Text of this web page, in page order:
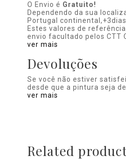
O Envio é Gratuito!
Dependendo da sua
Portugal
Estes valores de
envio facultado pelos CTT
ver mais
Devoluções
Se você não estiver
desde que a pintura seja
ver mais
Related